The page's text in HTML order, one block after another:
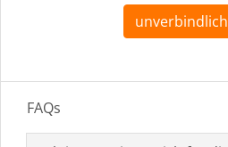
FAQs